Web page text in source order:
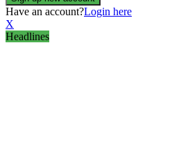
Have an account?Login here
X
Headlines